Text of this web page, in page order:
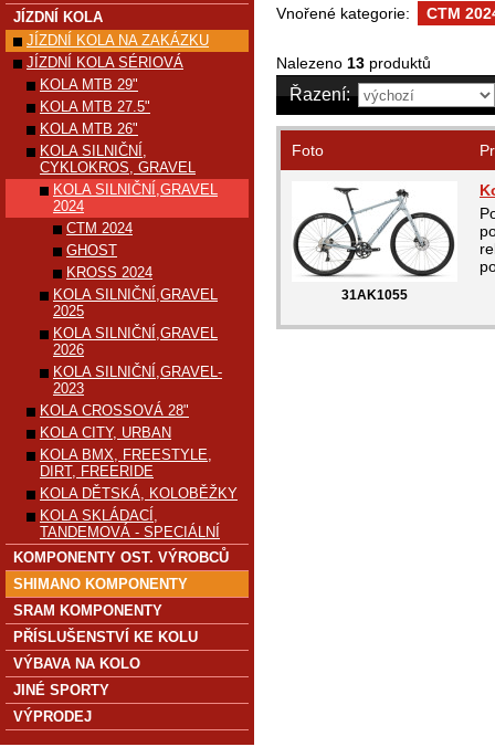
Vnořené kategorie:
CTM
Nalezeno 13 produktů
Řazení:
Foto
31AK1055
JÍZDNÍ KOLA
JÍZDNÍ KOLA NA ZAKÁZKU
JÍZDNÍ KOLA SÉRIOVÁ
KOLA MTB 29"
KOLA MTB 27.5"
KOLA MTB 26"
KOLA SILNIČNÍ,
CYKLOKROS, GRAVEL
KOLA SILNIČNÍ,GRAVEL
2024
CTM 2024
GHOST
KROSS 2024
KOLA SILNIČNÍ,GRAVEL
2025
KOLA SILNIČNÍ,GRAVEL
2026
KOLA SILNIČNÍ,GRAVEL-
2023
KOLA CROSSOVÁ 28"
KOLA CITY, URBAN
KOLA BMX, FREESTYLE,
DIRT, FREERIDE
KOLA DĚTSKÁ, KOLOBĚŽKY
KOLA SKLÁDACÍ,
TANDEMOVÁ - SPECIÁLNÍ
KOMPONENTY OST. VÝROBCŮ
SHIMANO KOMPONENTY
SRAM KOMPONENTY
PŘÍSLUŠENSTVÍ KE KOLU
VÝBAVA NA KOLO
JINÉ SPORTY
VÝPRODEJ